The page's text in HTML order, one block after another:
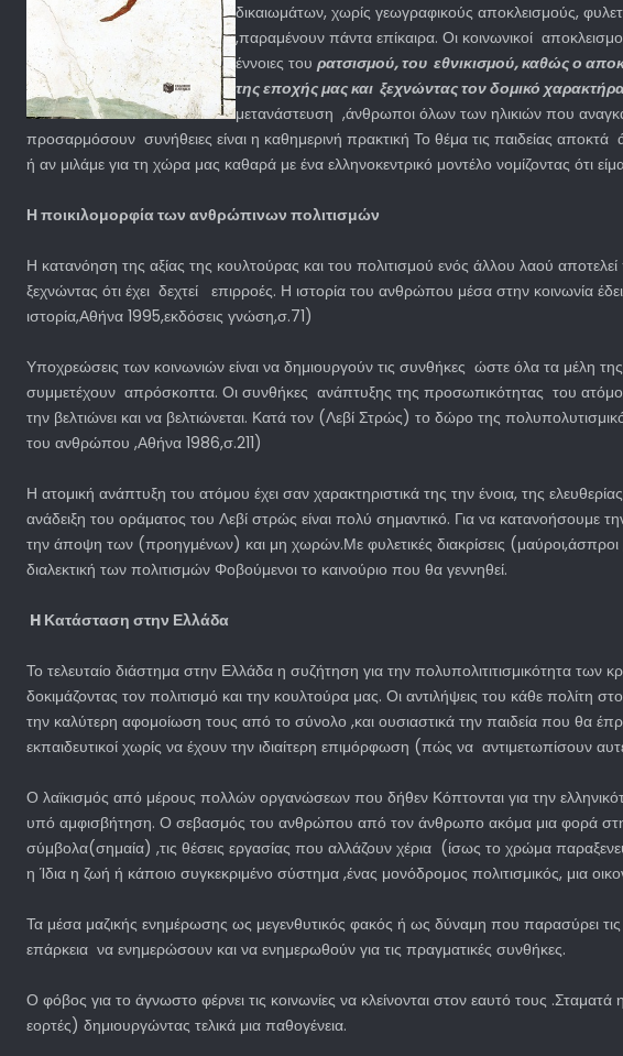
δικαιωμάτων, χωρίς γεωγραφικούς αποκλεισμούς,
,παραμένουν πάντα επίκαιρα. Οι κοινωνικοί
έννοιες του ρατσισμού, του εθνικισμού, καθώς ο
της εποχής μας και ξεχνώντας τον δομικό
μετανάστευση ,άνθρωποι όλων των ηλικιών που
προσαρμόσουν συνήθειες είναι η καθημερινή πρακτική Το θέμα τις παιδείας
ή αν μιλάμε για τη χώρα μας καθαρά με ένα ελληνοκεντρικό μοντέλο νομίζοντας ότι
Η ποικιλομορφία των ανθρώπινων πολιτισμών
Η κατανόηση της αξίας της κουλτούρας και του πολιτισμού ενός άλλου λαού
ξεχνώντας ότι έχει δεχτεί επιρροές. Η ιστορία του ανθρώπου μέσα στην κοινωνία
ιστορία,Αθήνα 1995,εκδόσεις γνώση,σ.71)
Υποχρεώσεις των κοινωνιών είναι να δημιουργούν τις συνθήκες ώστε όλα τα μέλη
συμμετέχουν απρόσκοπτα. Οι συνθήκες ανάπτυξης της προσωπικότητας του
την βελτιώνει και να βελτιώνεται. Κατά τον (Λεβί Στρώς) το δώρο της
του ανθρώπου ,Αθήνα 1986,σ.211)
Η ατομική ανάπτυξη του ατόμου έχει σαν χαρακτηριστικά της την ένοια, της
ανάδειξη του οράματος του Λεβί στρώς είναι πολύ σημαντικό. Για να
την άποψη των (προηγμένων) και μη χωρών.Με φυλετικές διακρίσεις (μαύροι,άσπροι
διαλεκτική των πολιτισμών Φοβούμενοι το καινούριο που θα γεννηθεί.
H Κατάσταση στην Ελλάδα
Το τελευταίο διάστημα στην Ελλάδα η συζήτηση για την πολυπολιτιτισμικότητα των
δοκιμάζοντας τον πολιτισμό και την κουλτούρα μας. Οι αντιλήψεις του κάθε
την καλύτερη αφομοίωση τους από το σύνολο ,και ουσιαστικά την παιδεία που θα
εκπαιδευτικοί χωρίς να έχουν την ιδιαίτερη επιμόρφωση (πώς να αντιμετωπίσουν
Ο λαϊκισμός από μέρους πολλών οργανώσεων που δήθεν Κόπτονται για την
υπό αμφισβήτηση. Ο σεβασμός του ανθρώπου από τον άνθρωπο ακόμα μια φορά στην
σύμβολα(σημαία) ,τις θέσεις εργασίας που αλλάζουν χέρια (ίσως το χρώμα
η Ίδια η ζωή ή κάποιο συγκεκριμένο σύστημα ,ένας μονόδρομος πολιτισμικός, μια
Τα μέσα μαζικής ενημέρωσης ως μεγενθυτικός φακός ή ως δύναμη που παρασύρει
επάρκεια να ενημερώσουν και να ενημερωθούν για τις πραγματικές συνθήκες.
Ο φόβος για το άγνωστο φέρνει τις κοινωνίες να κλείνονται στον εαυτό τους
εορτές) δημιουργώντας τελικά μια παθογένεια.